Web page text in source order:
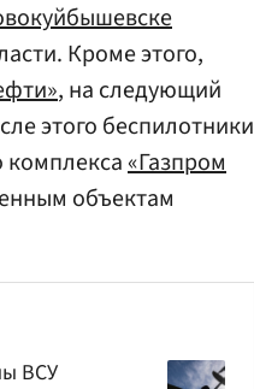
Кроме этого,
, на следующий
этого беспилотники
комплекса«Газпром
объектам
ВСУ